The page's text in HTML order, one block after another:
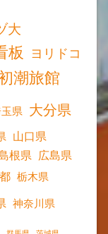
大
板
ヨリドコ
潮旅館
県 大分県
山口県
根県 広島県
栃木県
神奈川県